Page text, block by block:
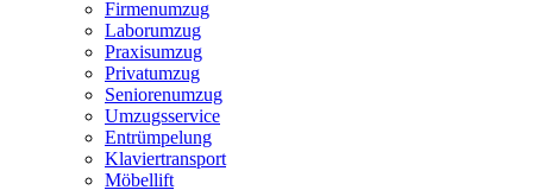
Firmenumzug
Laborumzug
Praxisumzug
Privatumzug
Seniorenumzug
Umzugsservice
Entrümpelung
Klaviertransport
Möbellift